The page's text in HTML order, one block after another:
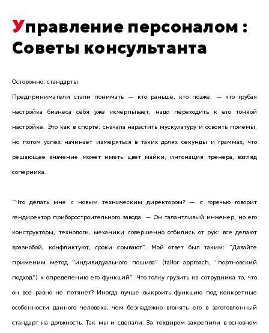
Отдельный вход \ Левый торец здания
Пн-пт. с 9:30 до 18:30 (по Хбк)
Все контакты
Управление персоналом :
Советы консультанта
Осторожно: стандарты
Предприниматели стали понимать — кто раньше, кто позже, — что грубая
настройка бизнеса себя уже исчерпывает, надо переходить к его тонкой
настройке. Это как в спорте: сначала нарастить мускулатуру и освоить приемы,
но потом успех начинает измеряться в таких долях секунды и граммах, что
решающее значение может иметь цвет майки, интонация тренера, взгляд
соперника.
“Что делать мне с новым техническим директором? — с горечью говорит
гендиректор приборостроительного завода. — Он талантливый инженер, но его
конструкторы, технологи, механики совершенно отбились от рук: все делают
вразнобой, конфликтуют, сроки срывают”. Мой ответ был таким: “Давайте
применим метод "индивидуального пошива" (tailor approach, "портновский
подход") к определению его функций”. Что толку грузить на сотрудника то, что
он все равно не потянет? Иногда лучше выкроить функцию под конкретные
особенности данного человека, чем безнадежно вгонять его в заготовленный
стандарт на должность. Так мы и сделали. За техдиром закрепили в основном